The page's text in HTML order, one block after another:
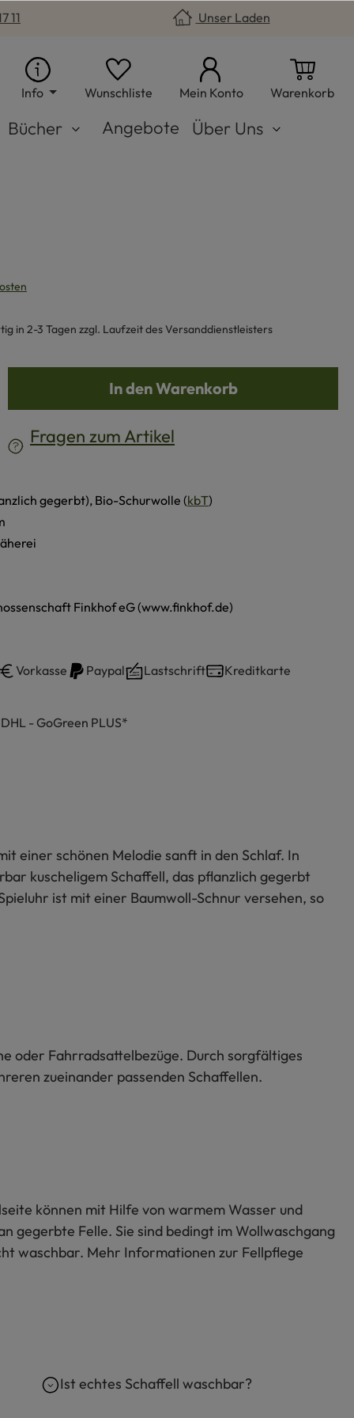
11 Unser Laden
Info Wunschliste Du hast 0 Produkte auf dem
Mein Konto Warenkorb
Bücher Angebote Über Uns
in 2-3 Tagen zzgl. Laufzeit des Versanddienstleisters
den gewünschten Wert ein oder
In den Warenkorb
Fragen zum Artikel
gegerbt), Bio-Schurwolle (kbT)
Finkhof eG (www.finkhof.de)
Vorkasse Paypal Lastschrift Kreditkarte
- GoGreen PLUS*
einer schönen Melodie sanft in den Schlaf. In
kuscheligem Schaffell, das pflanzlich gegerbt
ist mit einer Baumwoll-Schnur versehen, so
oder Fahrradsattelbezüge. Durch sorgfältiges
zueinander passenden Schaffellen.
können mit Hilfe von warmem Wasser und
gegerbte Felle. Sie sind bedingt im Wollwaschgang
waschbar. Mehr Informationen zur Fellpflege
Ist echtes Schaffell waschbar?